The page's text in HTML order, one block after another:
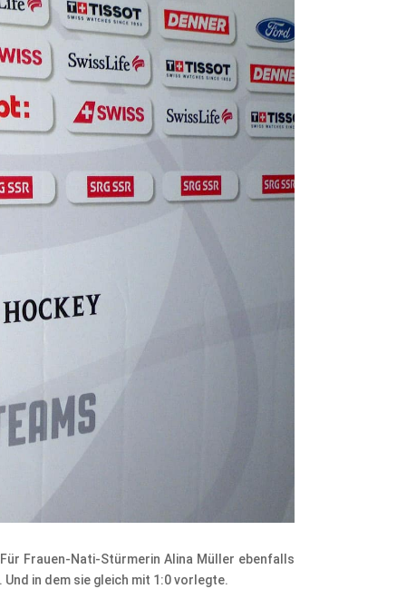
Frauen-Nati-Stürmerin Alina Müller ebenfalls
in dem sie gleich mit 1:0 vorlegte.